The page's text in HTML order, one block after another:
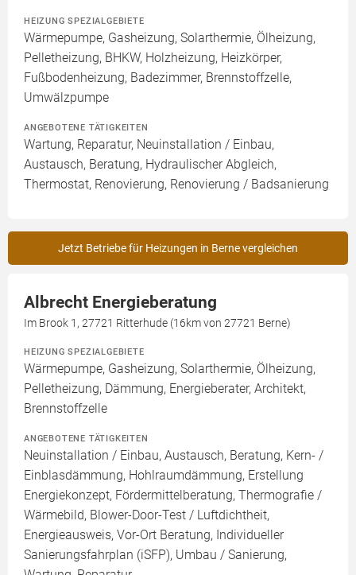
HEIZUNG SPEZIALGEBIETE
Wärmepumpe, Gasheizung, Solarthermie, Ölheizung,
Pelletheizung, BHKW, Holzheizung, Heizkörper,
Fußbodenheizung, Badezimmer, Brennstoffzelle,
Umwälzpumpe
ANGEBOTENE TÄTIGKEITEN
Wartung, Reparatur, Neuinstallation / Einbau,
Austausch, Beratung, Hydraulischer Abgleich,
Thermostat, Renovierung, Renovierung / Badsanierung
Jetzt Betriebe für Heizungen in Berne vergleichen
Albrecht Energieberatung
Im Brook 1, 27721 Ritterhude (16km von 27721 Berne)
HEIZUNG SPEZIALGEBIETE
Wärmepumpe, Gasheizung, Solarthermie, Ölheizung,
Pelletheizung, Dämmung, Energieberater, Architekt,
Brennstoffzelle
ANGEBOTENE TÄTIGKEITEN
Neuinstallation / Einbau, Austausch, Beratung, Kern- /
Einblasdämmung, Hohlraumdämmung, Erstellung
Energiekonzept, Fördermittelberatung, Thermografie /
Wärmebild, Blower-Door-Test / Luftdichtheit,
Energieausweis, Vor-Ort Beratung, Individueller
Sanierungsfahrplan (iSFP), Umbau / Sanierung,